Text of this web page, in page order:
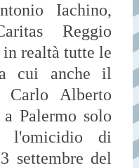
Iachino,
Reggio
realtà tutte le
cui anche il
Carlo Alberto
Palermo solo
l'omicidio di
settembre del